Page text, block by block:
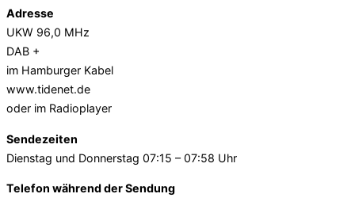
Adresse
UKW 96,0 MHz
DAB +
im Hamburger Kabel
www.tidenet.de
oder im Radioplayer
Sendezeiten
Dienstag und Donnerstag 07:15 – 07:58 Uhr
Telefon während der Sendung